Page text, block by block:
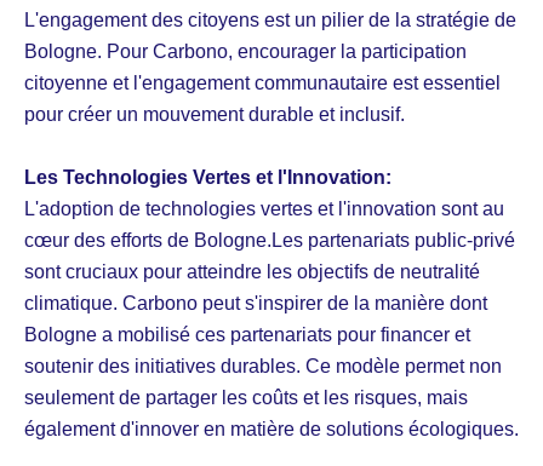
L'engagement des citoyens est un pilier de la stratégie de
Bologne. Pour Carbono, encourager la participation
citoyenne et l'engagement communautaire est essentiel
pour créer un mouvement durable et inclusif.
Les Technologies Vertes et l'Innovation:
L'adoption de technologies vertes et l'innovation sont au
cœur des efforts de Bologne.Les partenariats public-privé
sont cruciaux pour atteindre les objectifs de neutralité
climatique. Carbono peut s'inspirer de la manière dont
Bologne a mobilisé ces partenariats pour financer et
soutenir des initiatives durables. Ce modèle permet non
seulement de partager les coûts et les risques, mais
également d'innover en matière de solutions écologiques.